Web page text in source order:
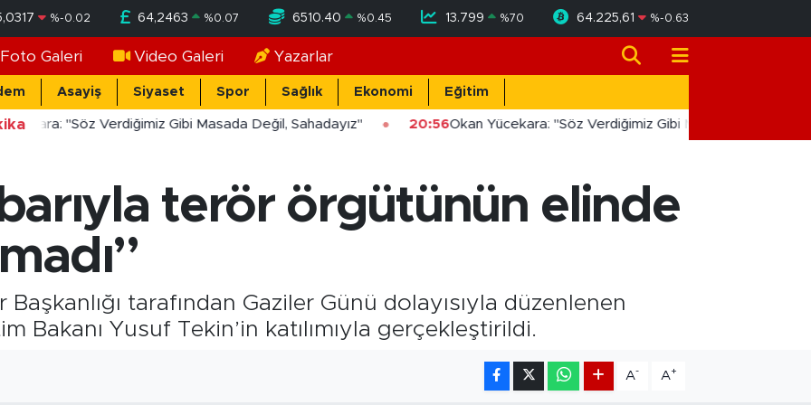
%-0.02 64,2463 %0.07 6510.40 %0.45 13.799 %70 64.225,61 %-0.63
Foto Galeri Video Galeri Yazarlar
Asayiş Siyaset Spor Sağlık Ekonomi Eğitim
"Söz Verdiğimiz Gibi Masada Değil, Sahadayız" 20:56Okan Yücekara: "Söz Verdiğimiz Gibi Masada Değil,
terör örgütünün elinde
tarafından Gaziler Günü dolayısıyla düzenlenen
Bakanı Yusuf Tekin’in katılımıyla gerçekleştirildi.
A- A+